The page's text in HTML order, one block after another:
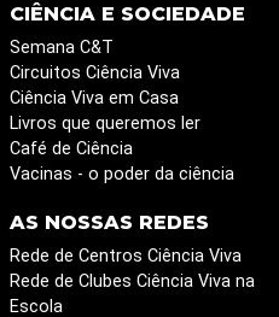
CIÊNCIA E SOCIEDADE
Semana C&T
Circuitos Ciência Viva
Ciência Viva em Casa
Livros que queremos ler
Café de Ciência
Vacinas - o poder da ciência
AS NOSSAS REDES
Rede de Centros Ciência Viva
Rede de Clubes Ciência Viva na
Escola